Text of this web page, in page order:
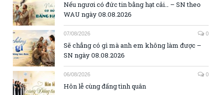
Nếu ngươi có đức tin bằng hạt cải… – SN theo
WAU ngày 08.08.2026
07/08/2026 0
Sẽ chẳng có gì mà anh em không làm được –
SN ngày 08.08.2026
06/08/2026 0
Hôn lễ cùng đấng tình quân